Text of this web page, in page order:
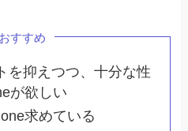
すすめ
を抑えつつ、十分な性
が欲しい
求めている